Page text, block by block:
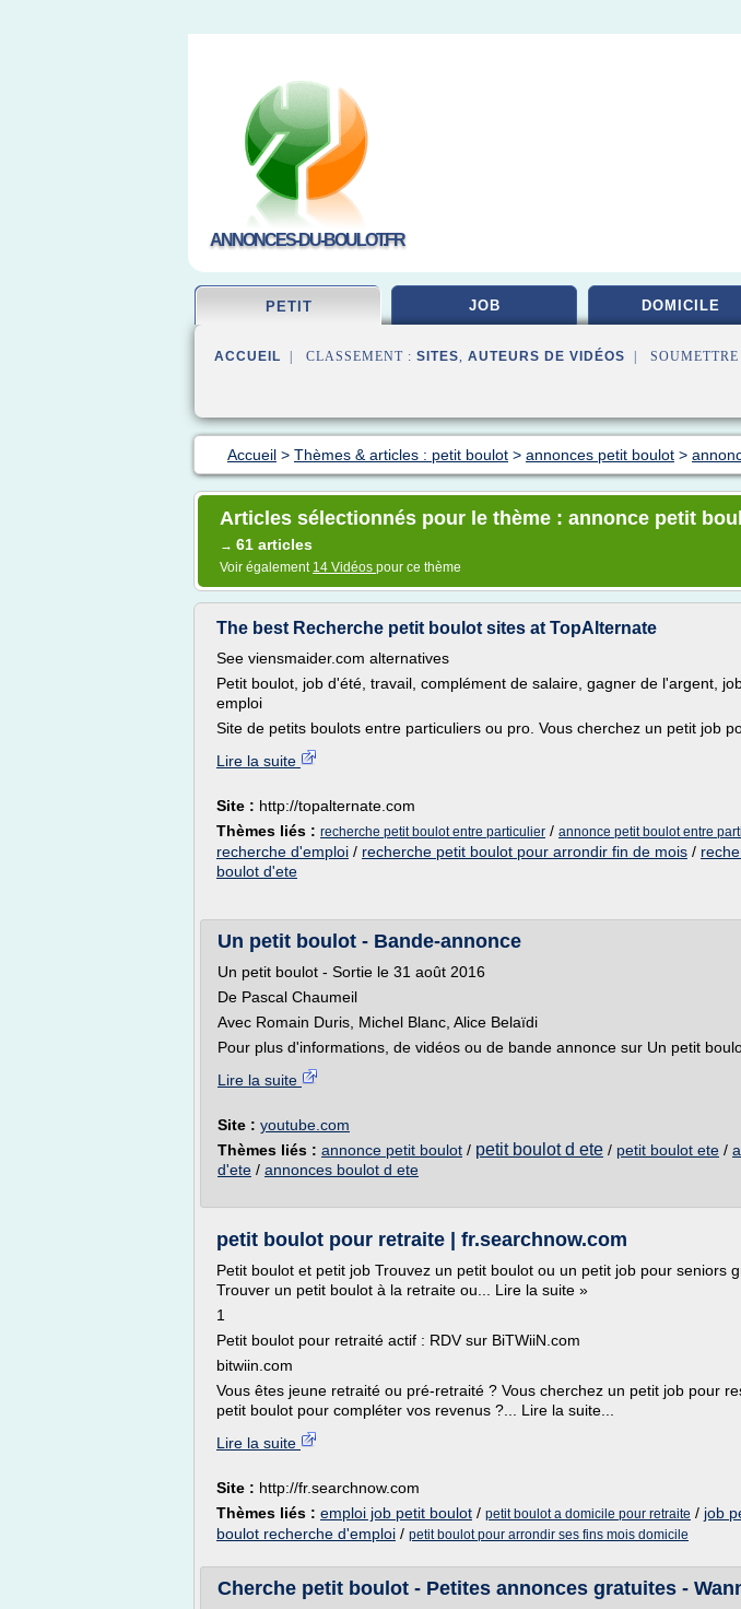
ANNONCES-DU-BOULOT.FR
PETIT JOB DOMICILE
ACCUEIL | CLASSEMENT : SITES, AUTEURS DE VIDÉOS | SOUMETTRE
Accueil > Thèmes & articles : petit boulot > annonces petit boulot >
Articles sélectionnés pour le thème : annonce petit
→ 61 articles
Voir également 14 Vidéos pour ce thème
The best Recherche petit boulot sites at TopAlternate
See viensmaider.com alternatives
Petit boulot, job d'été, travail, complément de salaire, gagner de l'argent,
emploi
Site de petits boulots entre particuliers ou pro. Vous cherchez un petit job
Lire la suite
Site : http://topalternate.com
Thèmes liés : recherche petit boulot entre particulier / annonce petit boulot entre
recherche d'emploi / recherche petit boulot pour arrondir fin de mois /
boulot d'ete
Un petit boulot - Bande-annonce
Un petit boulot - Sortie le 31 août 2016
De Pascal Chaumeil
Avec Romain Duris, Michel Blanc, Alice Belaïdi
Pour plus d'informations, de vidéos ou de bande annonce sur Un petit
Lire la suite
Site : youtube.com
Thèmes liés : annonce petit boulot / petit boulot d ete / petit boulot ete /
d'ete / annonces boulot d ete
petit boulot pour retraite | fr.searchnow.com
Petit boulot et petit job Trouvez un petit boulot ou un petit job pour seniors
Trouver un petit boulot à la retraite ou... Lire la suite »
1
Petit boulot pour retraité actif : RDV sur BiTWiiN.com
bitwiin.com
Vous êtes jeune retraité ou pré-retraité ? Vous cherchez un petit job pour
petit boulot pour compléter vos revenus ?... Lire la suite...
Lire la suite
Site : http://fr.searchnow.com
Thèmes liés : emploi job petit boulot / petit boulot a domicile pour retraite / job
boulot recherche d'emploi / petit boulot pour arrondir ses fins mois domicile
Cherche petit boulot - Petites annonces gratuites -